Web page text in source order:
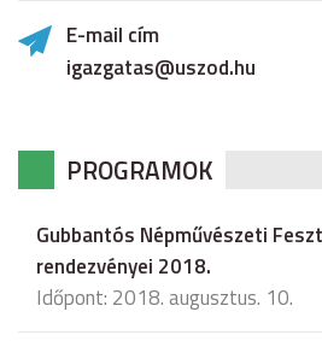
E-mail cím
igazgatas@uszod.hu
PROGRAMOK
Gubbantós Népművészeti
rendezvényei 2018.
Időpont: 2018. augusztus. 10.